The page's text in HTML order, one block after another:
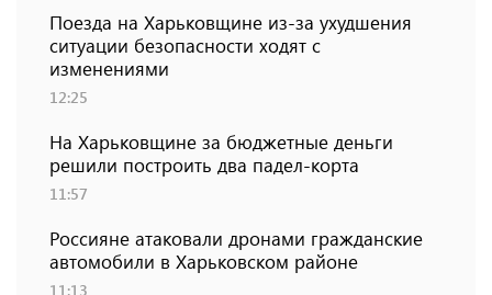
Поезда на Харьковщине из-за ухудшения
ситуации безопасности ходят с
изменениями
12:25
На Харьковщине за бюджетные деньги
решили построить два падел-корта
11:57
Россияне атаковали дронами гражданские
автомобили в Харьковском районе
11:13